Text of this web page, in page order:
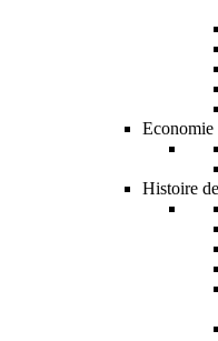
Economie
Histoire